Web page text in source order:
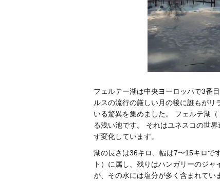
フェルテー湖は中央ヨーロッパで3番
ルスの流行の厳しい月の後に誰もが
いる驚異を集めました。 フェルテ湖
る浅い池です。 それはユネスコの世
ず変化しています。
湖の長さは36キロ、幅は7〜15キロで
ト）に属し、残りはハンガリーのジ
が、その水には塩分が多く含まれてい